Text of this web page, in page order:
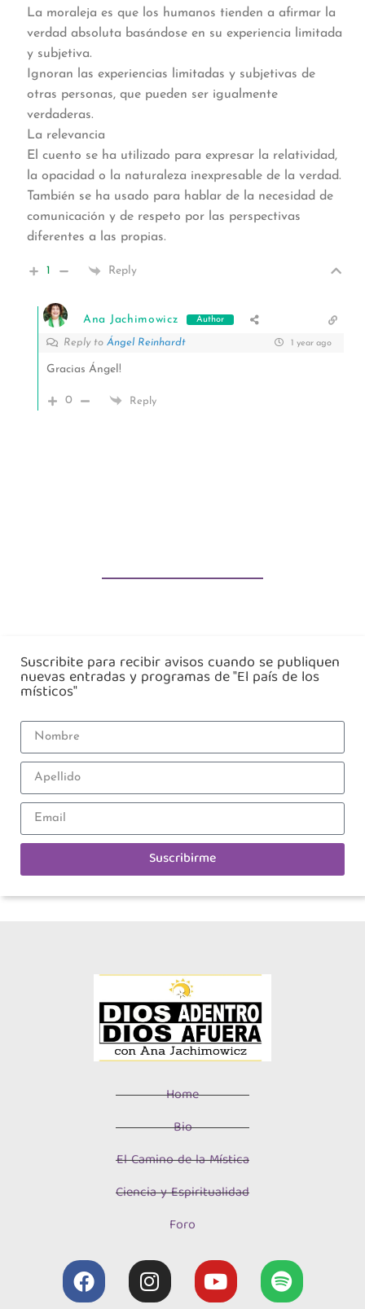
La moraleja es que los humanos tienden a afirmar la
verdad absoluta basándose en su experiencia limitada
y subjetiva.
Ignoran las experiencias limitadas y subjetivas de
otras personas, que pueden ser igualmente
verdaderas.
La relevancia
El cuento se ha utilizado para expresar la relatividad,
la opacidad o la naturaleza inexpresable de la verdad.
También se ha usado para hablar de la necesidad de
comunicación y de respeto por las perspectivas
diferentes a las propias.
1 Reply
Ana Jachimowicz Author
Reply to Ángel Reinhardt 1 year ago
Gracias Ángel!
0 Reply
Suscribite para recibir avisos cuando se publiquen
nuevas entradas y programas de "El país de los
místicos"
Suscribirme
Home
Bio
El Camino de la Mística
Ciencia y Espiritualidad
Foro